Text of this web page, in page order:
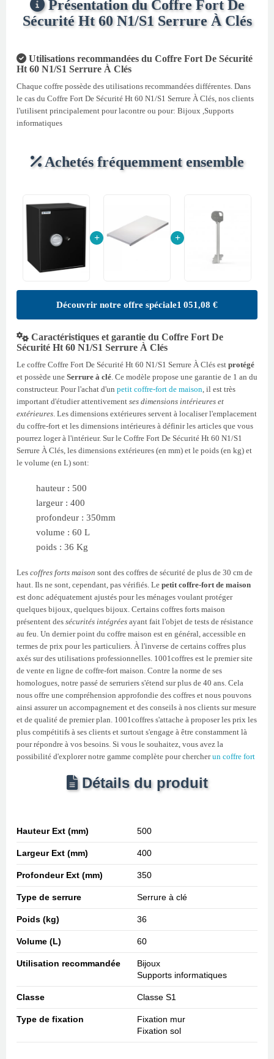
Présentation du Coffre Fort De
Sécurité Ht 60 N1/S1 Serrure À Clés
Utilisations recommandées du Coffre Fort De Sécurité
Ht 60 N1/S1 Serrure À Clés
Chaque coffre possède des utilisations recommandées différentes. Dans
le cas du Coffre Fort De Sécurité Ht 60 N1/S1 Serrure À Clés, nos clients
l'utilisent principalement pour lacontre ou pour: Bijoux ,Supports
informatiques
Achetés fréquemment ensemble
+ +
Découvrir notre offre spéciale1 051,08 €
Caractéristiques et garantie du Coffre Fort De
Sécurité Ht 60 N1/S1 Serrure À Clés
Le coffre Coffre Fort De Sécurité Ht 60 N1/S1 Serrure À Clés est protégé
et possède une Serrure à clé . Ce modèle propose une garantie de 1 an du
constructeur. Pour l'achat d'un petit coffre-fort de maison , il est très
important d'étudier attentivement ses dimensions intérieures et
extérieures . Les dimensions extérieures servent à localiser l'emplacement
du coffre-fort et les dimensions intérieures à définir les articles que vous
pourrez loger à l'intérieur. Sur le Coffre Fort De Sécurité Ht 60 N1/S1
Serrure À Clés, les dimensions extérieures (en mm) et le poids (en kg) et
le volume (en L) sont:
hauteur : 500
largeur : 400
profondeur : 350mm
volume : 60 L
poids : 36 Kg
Les coffres forts maison sont des coffres de sécurité de plus de 30 cm de
haut. Ils ne sont, cependant, pas vérifiés. Le petit coffre-fort de maison
est donc adéquatement ajustés pour les ménages voulant protéger
quelques bijoux, quelques bijoux. Certains coffres forts maison
présentent des sécurités intégrées ayant fait l'objet de tests de résistance
au feu. Un dernier point du coffre maison est en général, accessible en
termes de prix pour les particuliers. À l'inverse de certains coffres plus
axés sur des utilisations professionnelles. 1001coffres est le premier site
de vente en ligne de coffre-fort maison. Contre la norme de ses
homologues, notre passé de serruriers s'étend sur plus de 40 ans. Cela
nous offre une compréhension approfondie des coffres et nous pouvons
ainsi assurer un accompagnement et des conseils à nos clients sur mesure
et de qualité de premier plan. 1001coffres s'attache à proposer les prix les
plus compétitifs à ses clients et surtout s'engage à être constamment là
pour répondre à vos besoins. Si vous le souhaitez, vous avez la
possibilité d'explorer notre gamme complète pour chercherun coffre fort
Détails du produit
Hauteur Ext (mm) 500
Largeur Ext (mm) 400
Profondeur Ext (mm) 350
Type de serrure Serrure à clé
Poids (kg) 36
Volume (L) 60
Utilisation recommandée
Bijoux
Supports informatiques
Classe Classe S1
Type de fixation
Fixation mur
Fixation sol